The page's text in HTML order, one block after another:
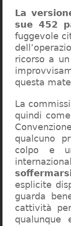
La
sue 452
fuggevole
ricorso a
questa
La
quindi
qualcuno
colpo e
esplicite
guarda
cattività
qualunque